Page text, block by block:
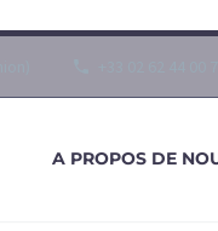
A PROPOS DE